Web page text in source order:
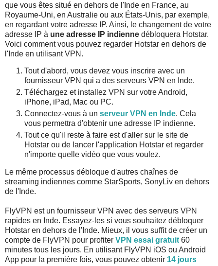
que vous êtes situé en dehors de l'Inde en France, au
Royaume-Uni, en Australie ou aux États-Unis, par exemple,
en regardant votre adresse IP. Ainsi, le changement de votre
adresse IP à une adresse IP indienne débloquera Hotstar.
Voici comment vous pouvez regarder Hotstar en dehors de
l'Inde en utilisant VPN.
Tout d'abord, vous devez vous inscrire avec un
fournisseur VPN qui a des serveurs VPN en Inde.
Téléchargez et installez VPN sur votre Android,
iPhone, iPad, Mac ou PC.
Connectez-vous à un serveur VPN en Inde. Cela
vous permettra d'obtenir une adresse IP indienne.
Tout ce qu'il reste à faire est d'aller sur le site de
Hotstar ou de lancer l'application Hotstar et regarder
n'importe quelle vidéo que vous voulez.
Le même processus débloque d'autres chaînes de
streaming indiennes comme StarSports, SonyLiv en dehors
de l'Inde.
FlyVPN est un fournisseur VPN avec des serveurs VPN
rapides en Inde. Essayez-les si vous souhaitez débloquer
Hotstar en dehors de l'Inde. Mieux, il vous suffit de créer un
compte de FlyVPN pour profiter VPN essai gratuit 60
minutes tous les jours. En utilisant FlyVPN iOS ou Android
App pour la première fois, vous pouvez obtenir 14 jours